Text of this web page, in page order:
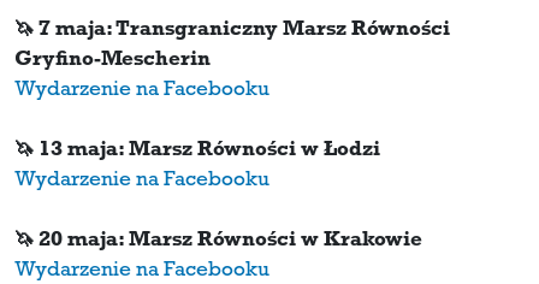
🦄 7 maja: Transgraniczny Marsz Równości
Gryfino-Mescherin
Wydarzenie na Facebooku
🦄 13 maja: Marsz Równości w Łodzi
Wydarzenie na Facebooku
🦄 20 maja: Marsz Równości w Krakowie
Wydarzenie na Facebooku